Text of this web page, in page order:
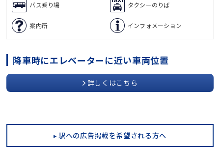
バス乗り場 タクシーのりば
案内所 インフォメーション
降車時にエレベーターに近い車両位置
詳しくはこちら
駅への広告掲載を希望される方へ